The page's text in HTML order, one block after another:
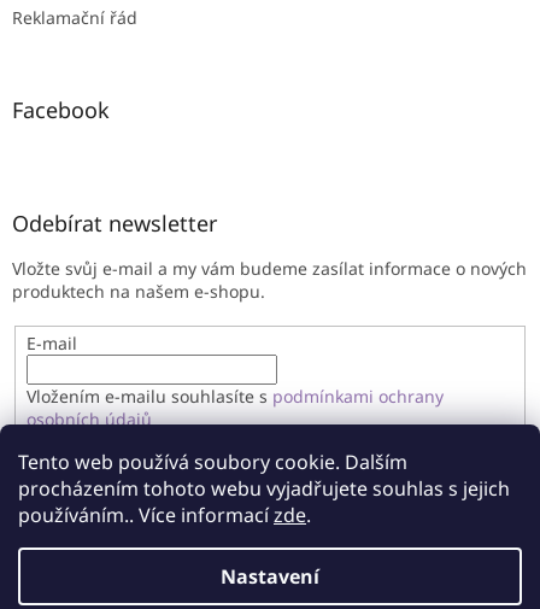
Tento web používá soubory cookie. Dalším
procházením tohoto webu vyjadřujete souhlas s jejich
používáním.. Více informacízde.
Nastavení
Reklamační řád
Facebook
Odebírat newsletter
Vložte svůj e-mail a my vám budeme zasílat informace o nových
produktech na našem e-shopu.
E-mail
Vložením e-mailu souhlasíte s podmínkami ochrany
osobních údajů
PŘIHLÁSIT SE
Vytvořil Shoptet